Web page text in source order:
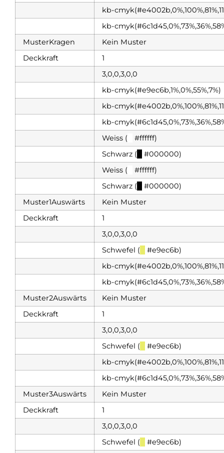
kb-
kb-
MusterKragen
Kein Muster
Deckkraft
1
3,0,0,3,0,0
kb-cmyk(#e9ec6b,1%,0%,55%,7%)
kb-
kb-
Weiss (
#ffffff)
Schwarz (
#000000)
Weiss (
#ffffff)
Schwarz (
#000000)
Muster1Auswärts
Kein Muster
Deckkraft
1
3,0,0,3,0,0
Schwefel (
#e9ec6b)
kb-
kb-
Muster2Auswärts
Kein Muster
Deckkraft
1
3,0,0,3,0,0
Schwefel (
#e9ec6b)
kb-
kb-
Muster3Auswärts
Kein Muster
Deckkraft
1
3,0,0,3,0,0
Schwefel (
#e9ec6b)